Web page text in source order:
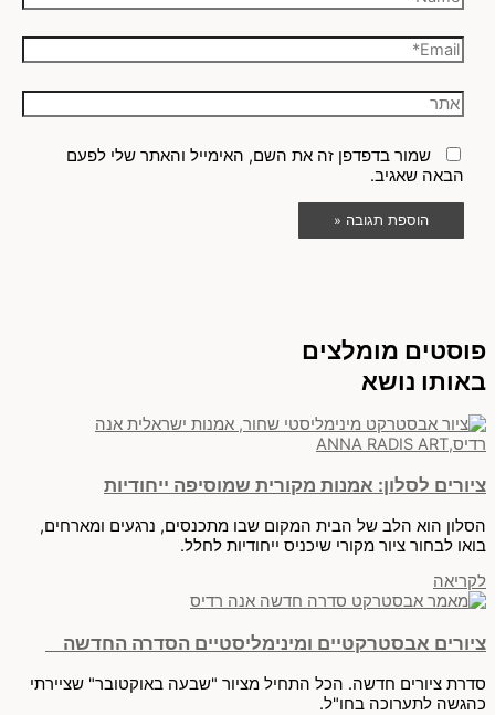
שמור בדפדפן זה את השם, האימייל והאתר שלי לפעם
הבאה שאגיב.
פוסטים מומלצים
באותו נושא
ציורים לסלון: אמנות מקורית שמוסיפה ייחודיות
הסלון הוא הלב של הבית המקום שבו מתכנסים, נרגעים ומארחים,
בואו לבחור ציור מקורי שיכניס ייחודיות לחלל.
לקריאה
ציורים אבסטרקטיים ומינימליסטיים הסדרה החדשה
סדרת ציורים חדשה. הכל התחיל מציור "שבעה באוקטובר" שציירתי
כהגשה לתערוכה בחו"ל.